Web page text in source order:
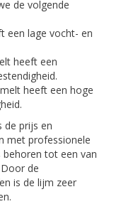
de volgende
een lage vocht- en
heeft een
heeft een hoge
de prijs en
met professionele
tot een van
de
is de lijm zeer